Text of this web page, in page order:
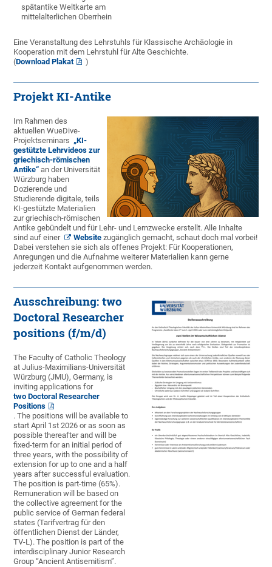
spätantike Weltkarte am
mittelalterlichen Oberrhein
Eine Veranstaltung des Lehrstuhls für Klassische Archäologie in
Kooperation mit dem Lehrstuhl für Alte Geschichte.
(Download Plakat )
Projekt KI-Antike
Im Rahmen des
aktuellen WueDive-
Projektseminars „KI-
gestützte Lehrvideos zur
griechisch-römischen
Antike“ an der Universität
Würzburg haben
Dozierende und
Studierende digitale, teils
KI-gestützte Materialien
zur griechisch-römischen
Antike gebündelt und für Lehr- und Lernzwecke erstellt. Alle Inhalte
sind auf einer
Website zugänglich gemacht, schaut doch mal vorbei!
Dabei verstehen sie sich als offenes Projekt: Für Kooperationen,
Anregungen und die Aufnahme weiterer Materialien kann gerne
jederzeit Kontakt aufgenommen werden.
Ausschreibung: two
Doctoral Researcher
positions (f/m/d)
The Faculty of Catholic Theology
at Julius-Maximilians-Universität
Würzburg (JMU), Germany, is
inviting applications for
two Doctoral Researcher
Positions
. The positions will be available to
start April 1st 2026 or as soon as
possible thereafter and will be
fixed-term for an initial period of
three years, with the possibility of
extension for up to one and a half
years after successful evaluation.
The position is part-time (65%).
Remuneration will be based on
the collective agreement for the
public service of German federal
states (Tarifvertrag für den
öffentlichen Dienst der Länder,
TV-L). The position is part of the
interdisciplinary Junior Research
Group “Ancient Antisemitism”.